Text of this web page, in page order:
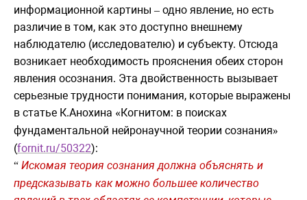
информационной картины – одно явление, но есть
различие в том, как это доступно внешнему
наблюдателю (исследователю) и субъекту. Отсюда
возникает необходимость прояснения обеих сторон
явления осознания. Эта двойственность вызывает
серьезные трудности понимания, которые выражены
в статье К.Анохина «Когнитом: в поисках
фундаментальной нейронаучной теории сознания»
(fornit.ru/50322):
“ Искомая теория сознания должна объяснять и
предсказывать как можно большее количество